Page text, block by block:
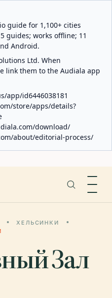
guide for 1,100+ cities
guides; works offline; 11
Android.
Ltd. When
link them to the Audiala app
app/id6446038181
store/apps/details?
download/
about/editorial-process/
ХЕЛЬСИНКИ
Зал